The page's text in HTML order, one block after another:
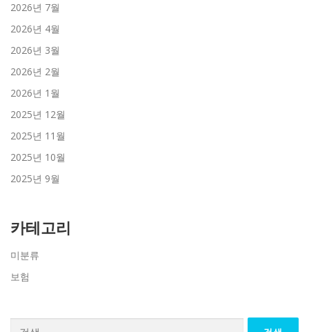
2026년 7월
2026년 4월
2026년 3월
2026년 2월
2026년 1월
2025년 12월
2025년 11월
2025년 10월
2025년 9월
카테고리
미분류
보험